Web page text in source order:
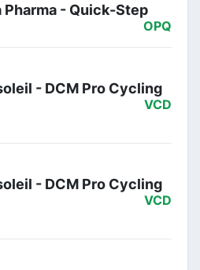
Pharma - Quick-Step
OPQ
- DCM Pro Cycling
VCD
- DCM Pro Cycling
VCD